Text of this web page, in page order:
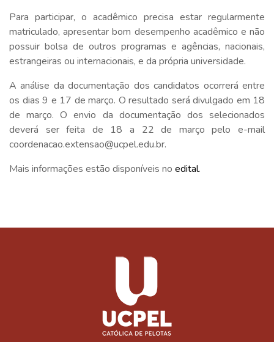
Para participar, o acadêmico precisa estar regularmente
matriculado, apresentar bom desempenho acadêmico e não
possuir bolsa de outros programas e agências, nacionais,
estrangeiras ou internacionais, e da própria universidade.
A análise da documentação dos candidatos ocorrerá entre
os dias 9 e 17 de março. O resultado será divulgado em 18
de março. O envio da documentação dos selecionados
deverá ser feita de 18 a 22 de março pelo e-mail
coordenacao.extensao@ucpel.edu.br.
Mais informações estão disponíveis no edital.